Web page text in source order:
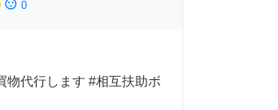
sentiment_dissatisfied 0
物代行します #相互扶助ボ